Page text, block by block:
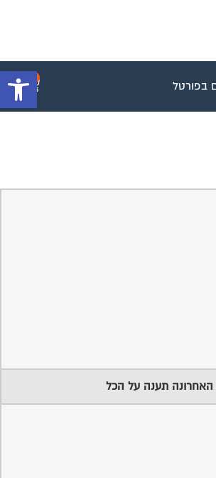
פתח בפורטל
תענה על הכל